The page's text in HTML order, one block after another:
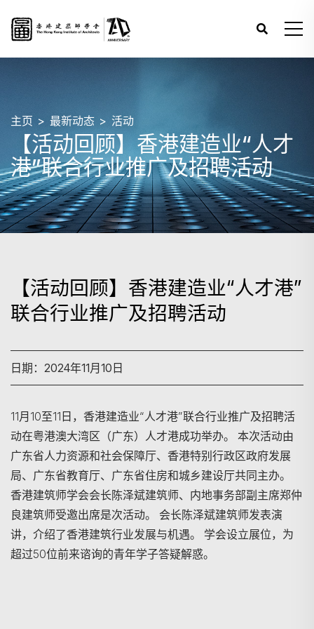
搜寻
主页 最新动态 活动
【活动回顾】香港建造业“人才
港”联合行业推广及招聘活动
【活动回顾】香港建造业“人才港”
联合行业推广及招聘活动
日期：2024年11月10日
11月10至11日，香港建造业“人才港”联合行业推广及招聘活
动在粤港澳大湾区（广东）人才港成功举办。 本次活动由
广东省人力资源和社会保障厅、香港特别行政区政府发展
局、广东省教育厅、广东省住房和城乡建设厅共同主办。
香港建筑师学会会长陈泽斌建筑师、内地事务部副主席郑仲
良建筑师受邀出席是次活动。 会长陈泽斌建筑师发表演
讲，介绍了香港建筑行业发展与机遇。 学会设立展位，为
超过50位前来谘询的青年学子答疑解惑。